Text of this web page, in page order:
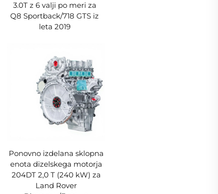
3.0T z 6 valji po meri za
Q8 Sportback/718 GTS iz
leta 2019
Ponovno izdelana sklopna
enota dizelskega motorja
204DT 2,0 T (240 kW) za
Land Rover